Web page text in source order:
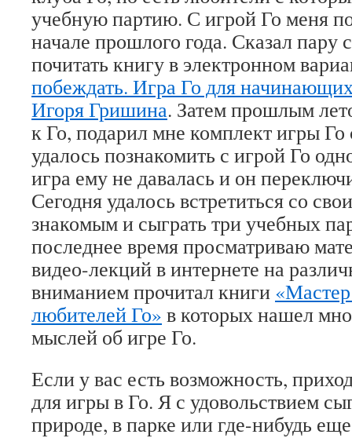
учебную партию. С игрой Го меня
начале прошлого года. Сказал пару
почитать книгу в электронном
побеждать. Игра Го для
Игоря Гришина. Затем прошлым
к Го, подарил мне комплект игры
удалось познакомить с игрой Го
игра ему не давалась и он
Сегодня удалось встретиться со
знакомым и сыграть три учебных
последнее время просматриваю
видео-лекций в интернете на
вниманием прочитал книги
любителей Го» в которых нашел
мыслей об игре Го.
Если у вас есть возможность,
для игры в Го. Я с удовольствием
природе, в парке или где-нибудь